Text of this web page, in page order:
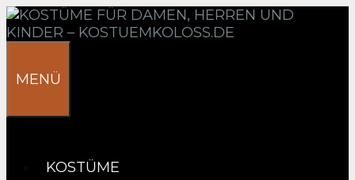
Springe
zum
MENÜ
KOSTÜME